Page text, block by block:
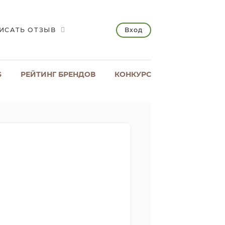
ОТЗЫВ Вход
РЕЙТИНГ БРЕНДОВ КОНКУРС